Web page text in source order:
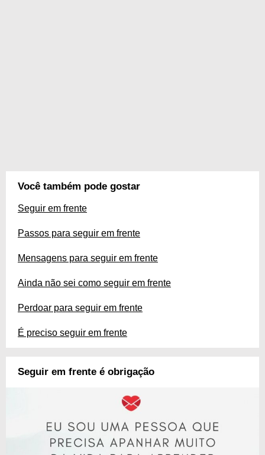
Você também pode gostar
Seguir em frente
Passos para seguir em frente
Mensagens para seguir em frente
Ainda não sei como seguir em frente
Perdoar para seguir em frente
É preciso seguir em frente
Seguir em frente é obrigação